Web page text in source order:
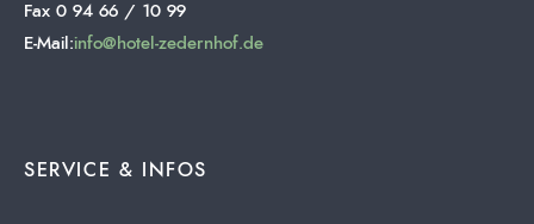
Fax 0 94 66 / 10 99
E-Mail:info@hotel-zedernhof.de
SERVICE & INFOS